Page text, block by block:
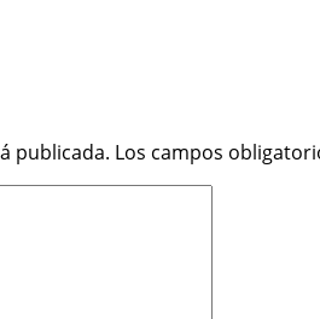
publicada. Los campos